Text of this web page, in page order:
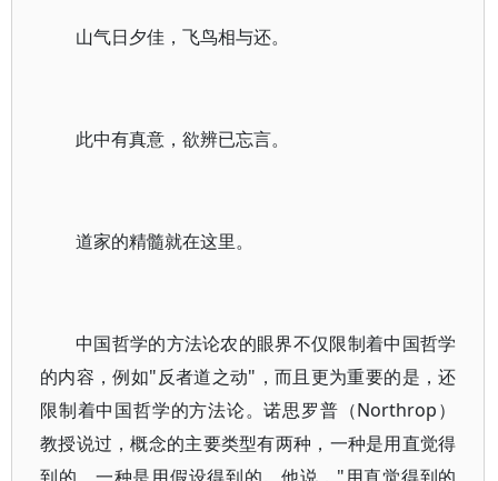
山气日夕佳，飞鸟相与还。
此中有真意，欲辨已忘言。
道家的精髓就在这里。
中国哲学的方法论农的眼界不仅限制着中国哲学
的内容，例如"反者道之动"，而且更为重要的是，还
限制着中国哲学的方法论。诺思罗普（Northrop）
教授说过，概念的主要类型有两种，一种是用直觉得